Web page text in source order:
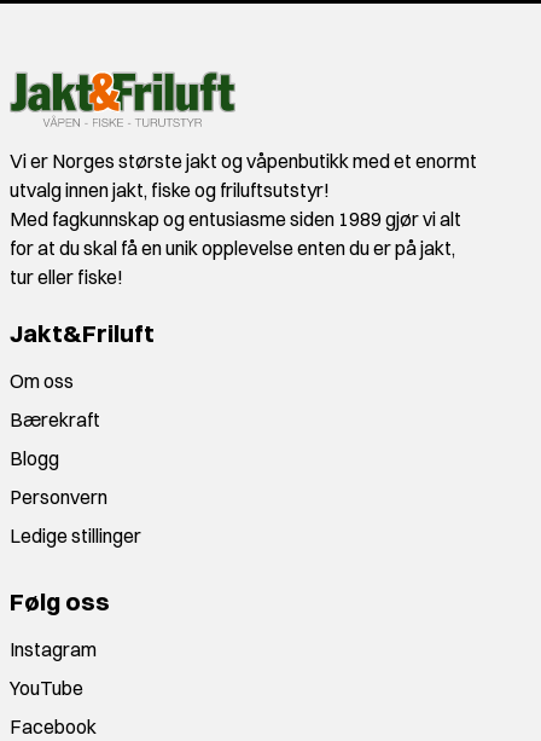
Vi er Norges største jakt og våpenbutikk med et enormt
utvalg innen jakt, fiske og friluftsutstyr!
Med fagkunnskap og entusiasme siden 1989 gjør vi alt
for at du skal få en unik opplevelse enten du er på jakt,
tur eller fiske!
Jakt&Friluft
Om oss
Bærekraft
Blogg
Personvern
Ledige stillinger
Følg oss
Instagram
YouTube
Facebook